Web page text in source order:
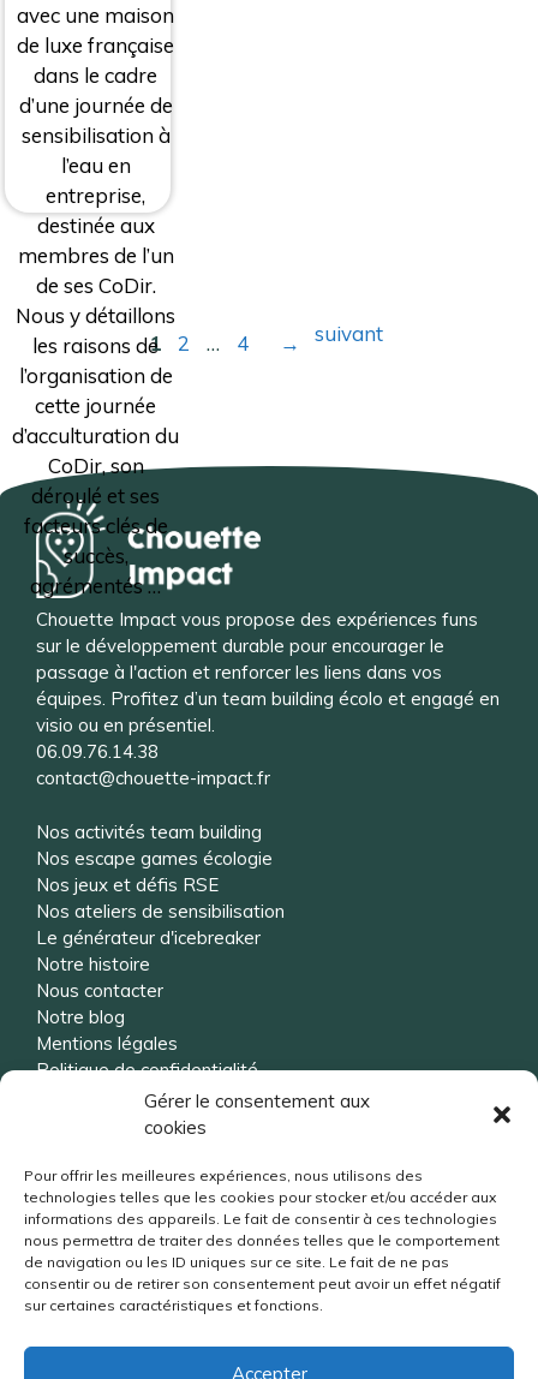
Gérer le consentement aux
cookies
Pour offrir les meilleures expériences, nous utilisons des
technologies telles que les cookies pour stocker et/ou accéder aux
informations des appareils. Le fait de consentir à ces technologies
nous permettra de traiter des données telles que le comportement
de navigation ou les ID uniques sur ce site. Le fait de ne pas
consentir ou de retirer son consentement peut avoir un effet négatif
sur certaines caractéristiques et fonctions.
Accepter
avec une maison
de luxe française
dans le cadre
d’une journée de
sensibilisation à
l’eau en
entreprise,
destinée aux
membres de l’un
de ses CoDir.
Nous y détaillons
les raisons de
l’organisation de
cette journée
d’acculturation du
CoDir, son
déroulé et ses
facteurs clés de
succès,
agrémentés …
articles
Page
1 Page
2 … Page
4 → suivant
Chouette Impact vous propose des expériences funs
sur le développement durable pour encourager le
passage à l'action et renforcer les liens dans vos
équipes. Profitez d’un team building écolo et engagé en
visio ou en présentiel.
06.09.76.14.38
contact@chouette-impact.fr
Nos activités team building
Nos escape games écologie
Nos jeux et défis RSE
Nos ateliers de sensibilisation
Le générateur d'icebreaker
Notre histoire
Nous contacter
Notre blog
Mentions légales
Politique de confidentialité
Vous souhaitez être rappelé ?